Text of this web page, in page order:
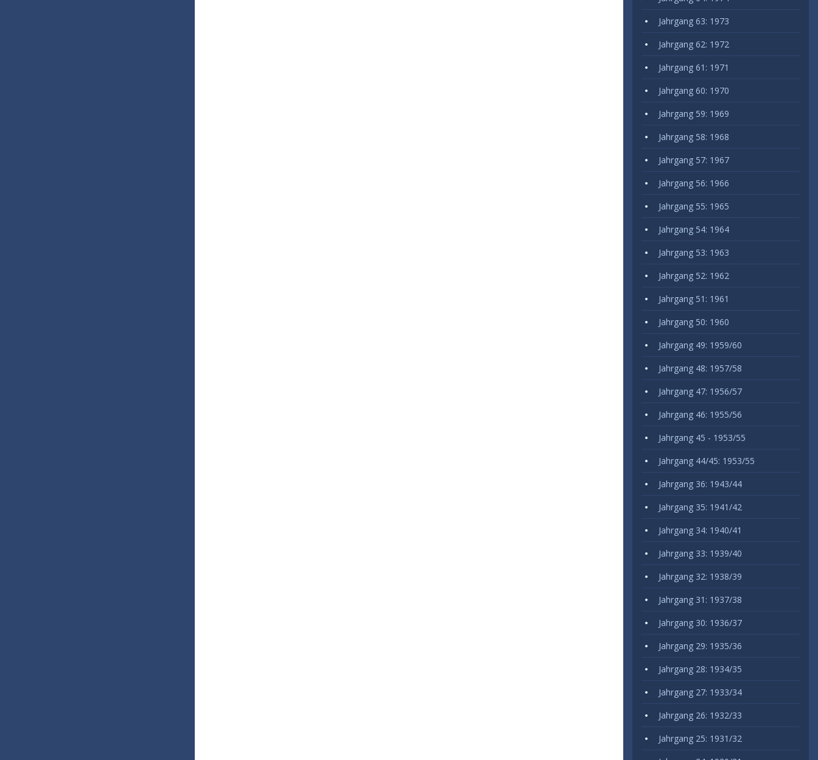
Jahrgang 63: 1973
Jahrgang 62: 1972
Jahrgang 61: 1971
Jahrgang 60: 1970
Jahrgang 59: 1969
Jahrgang 58: 1968
Jahrgang 57: 1967
Jahrgang 56: 1966
Jahrgang 55: 1965
Jahrgang 54: 1964
Jahrgang 53: 1963
Jahrgang 52: 1962
Jahrgang 51: 1961
Jahrgang 50: 1960
Jahrgang 49: 1959/60
Jahrgang 48: 1957/58
Jahrgang 47: 1956/57
Jahrgang 46: 1955/56
Jahrgang 45 - 1953/55
Jahrgang 44/45: 1953/55
Jahrgang 36: 1943/44
Jahrgang 35: 1941/42
Jahrgang 34: 1940/41
Jahrgang 33: 1939/40
Jahrgang 32: 1938/39
Jahrgang 31: 1937/38
Jahrgang 30: 1936/37
Jahrgang 29: 1935/36
Jahrgang 28: 1934/35
Jahrgang 27: 1933/34
Jahrgang 26: 1932/33
Jahrgang 25: 1931/32